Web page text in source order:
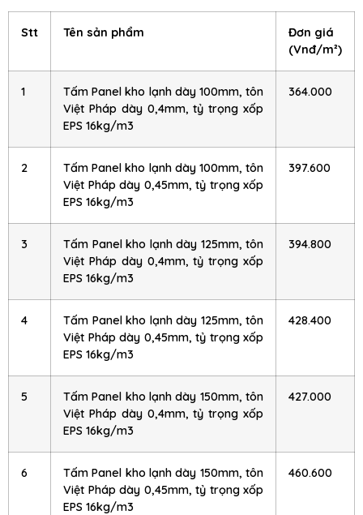
Stt Tên sản phẩm
Đơn giá
(Vnđ/m²)
1
Tấm Panel kho lạnh dày 100mm, tôn
Việt Pháp dày 0,4mm, tỷ trọng xốp
EPS 16kg/m3
364.000
2
Tấm Panel kho lạnh dày 100mm, tôn
Việt Pháp dày 0,45mm, tỷ trọng xốp
EPS 16kg/m3
397.600
3
Tấm Panel kho lạnh dày 125mm, tôn
Việt Pháp dày 0,4mm, tỷ trọng xốp
EPS 16kg/m3
394.800
4
Tấm Panel kho lạnh dày 125mm, tôn
Việt Pháp dày 0,45mm, tỷ trọng xốp
EPS 16kg/m3
428.400
5
Tấm Panel kho lạnh dày 150mm, tôn
Việt Pháp dày 0,4mm, tỷ trọng xốp
EPS 16kg/m3
427.000
6
Tấm Panel kho lạnh dày 150mm, tôn
Việt Pháp dày 0,45mm, tỷ trọng xốp
EPS 16kg/m3
460.600